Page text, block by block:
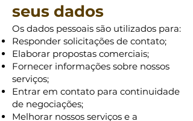
seus dados
Os dados pessoais são utilizados para:
Responder solicitações de contato;
Elaborar propostas comerciais;
Fornecer informações sobre nossos
serviços;
Entrar em contato para continuidade
de negociações;
Melhorar nossos serviços e a